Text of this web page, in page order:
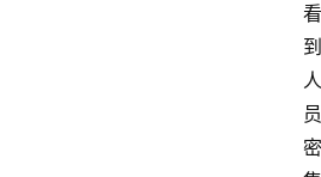
看
到
人
员
密